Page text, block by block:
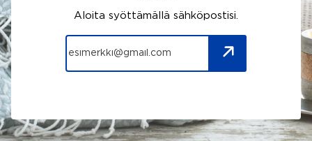
Aloita syöttämällä sähköpostisi.